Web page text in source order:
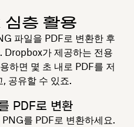
층 활용
파일을 PDF로 변환한 후
Dropbox가 제공하는 전용
하면 몇 초 내로 PDF를 저
공유할 수 있죠.
PDF로 변환
를 PDF로 변환하세요.